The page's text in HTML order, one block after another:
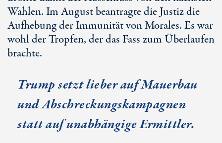
Wahlen. Im August beantragte die Justiz die
Aufhebung der Immunität von Morales. Es war
wohl der Tropfen, der das Fass zum Überlaufen
brachte.
Trump setzt lieber auf Mauerbau
und Abschreckungskampagnen
statt auf unabhängige Ermittler.